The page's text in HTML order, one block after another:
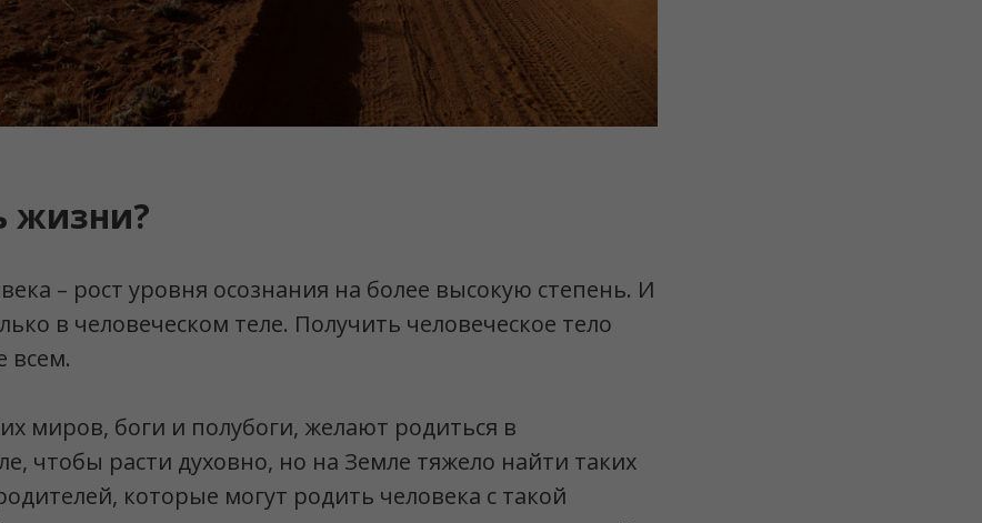
жизни?
– рост уровня осознания на более высокую степень. И
в человеческом теле. Получить человеческое тело
всем.
миров, боги и полубоги, желают родиться в
чтобы расти духовно, но на Земле тяжело найти таких
которые могут родить человека с такой